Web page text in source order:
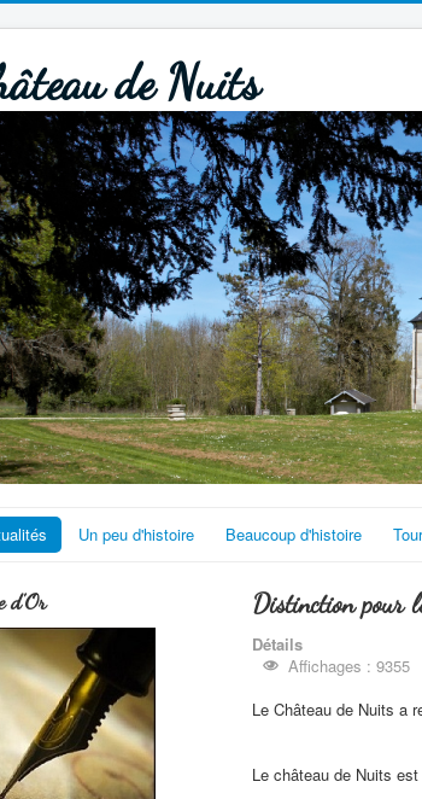
de Nuits
Un peu d'histoire Beaucoup d'histoire
d'Or Distinction pour
Détails
Affichages : 9355
Le Château de Nuits a
Le château de Nuits